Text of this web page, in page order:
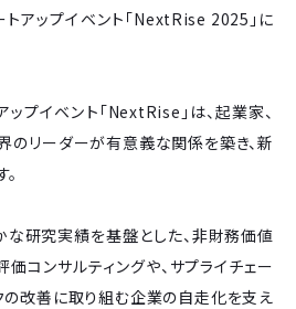
アップイベント「NextRise 2025」に
プイベント「NextRise」は、起業家、
のリーダーが有意義な関係を築き、新
研究実績を基盤とした、非財務価値
コンサルティングや、サプライチェー
の改善に取り組む企業の自走化を支え